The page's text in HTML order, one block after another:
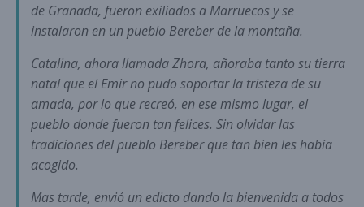
de Granada, fueron exiliados a Marruecos y se
instalaron en un pueblo Bereber de la montaña.
Catalina, ahora llamada Zhora, añoraba tanto su tierra
natal que el Emir no pudo soportar la tristeza de su
amada, por lo que recreó, en ese mismo lugar, el
pueblo donde fueron tan felices. Sin olvidar las
tradiciones del pueblo Bereber que tan bien les había
acogido.
Mas tarde, envió un edicto dando la bienvenida a todos